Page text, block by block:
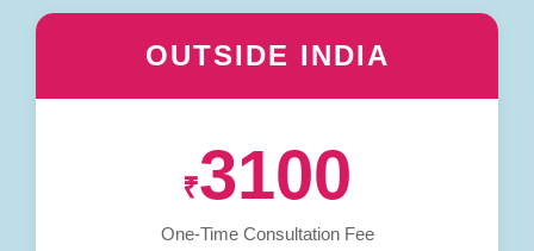
OUTSIDE INDIA
₹3100
One-Time Consultation Fee